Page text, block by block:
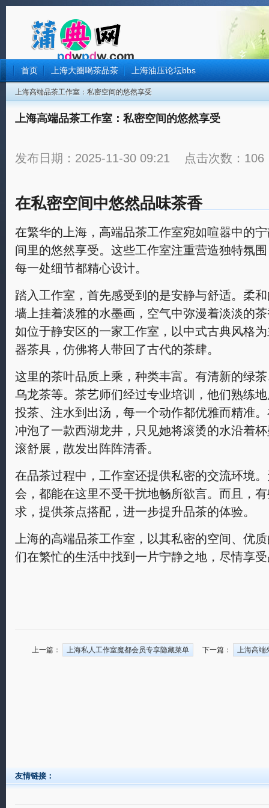
首页 上海大圈喝茶品茶 上海油压论坛bbs
上海高端品茶工作室：私密空间的悠然享受
上海高端品茶工作室：私密空间的悠然享受
发布日期：2025-11-30 09:21 点击次数：106
在私密空间中悠然品味茶香
在繁华的上海，高端品茶工作室宛如喧嚣中的
间里的悠然享受。这些工作室注重营造独特氛
每一处细节都精心设计。
踏入工作室，首先感受到的是安静与舒适。柔
墙上挂着淡雅的水墨画，空气中弥漫着淡淡的
如位于静安区的一家工作室，以中式古典风格
器茶具，仿佛将人带回了古代的茶肆。
这里的茶叶品质上乘，种类丰富。有清新的绿
乌龙茶等。茶艺师们经过专业培训，他们熟练
投茶、注水到出汤，每一个动作都优雅而精准
冲泡了一款西湖龙井，只见她将滚烫的水沿着
滚舒展，散发出阵阵清香。
在品茶过程中，工作室还提供私密的交流环境
会，都能在这里不受干扰地畅所欲言。而且，
求，提供茶点搭配，进一步提升品茶的体验。
上海的高端品茶工作室，以其私密的空间、优
们在繁忙的生活中找到一片宁静之地，尽情享
上一篇： 上海私人工作室魔都会员专享隐藏菜单 下一篇： 上海高端
友情链接：